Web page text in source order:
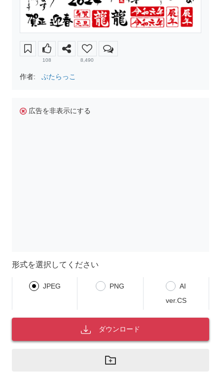
108 8,490
作者: ぶたらっこ
広告を非表示にする
形式を選択してください
JPEG PNG
AI
ver.CS
ダウンロード